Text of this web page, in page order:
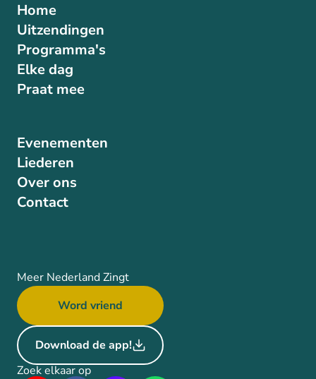
Home
Uitzendingen
Programma's
Elke dag
Praat mee
Evenementen
Liederen
Over ons
Contact
Meer Nederland Zingt
Word vriend
Download de app!
Zoek elkaar op